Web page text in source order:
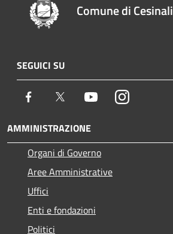
Comune di Cesinali
SEGUICI SU
Facebook Twitter YoutubeInstagram
AMMINISTRAZIONE
Organi di Governo
Aree Amministrative
Uffici
Enti e fondazioni
Politici